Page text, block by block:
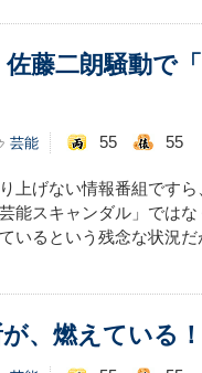
藤二朗騒動で
芸能 55 55
上げない情報番組です
能スキャンダル」では
いるという残念な状況
、燃えている！